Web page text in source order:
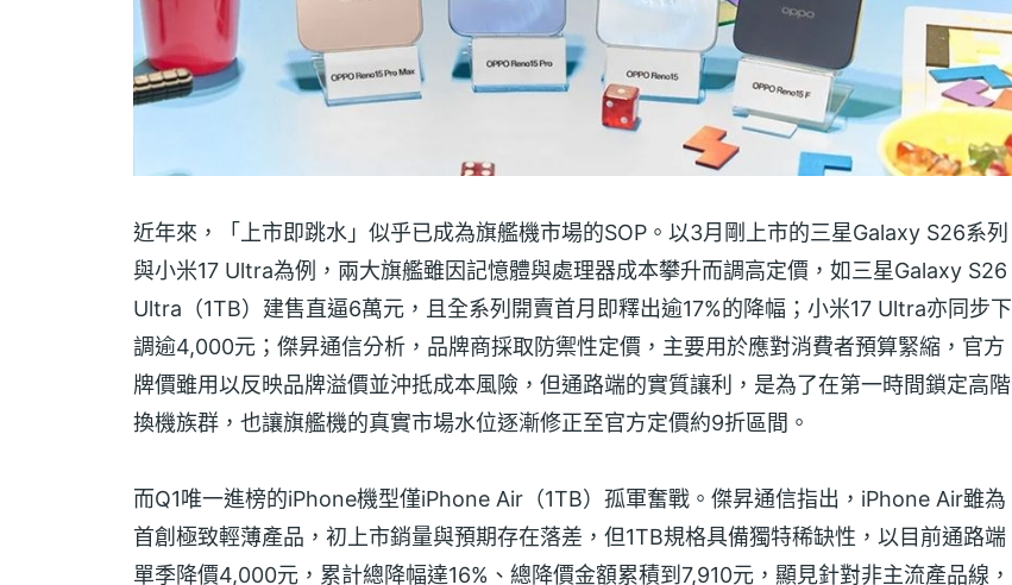
近年來，「上市即跳水」似乎已成為旗艦機市場的SOP。以3月剛上市的三星Galaxy S26系列
與小米17 Ultra為例，兩大旗艦雖因記憶體與處理器成本攀升而調高定價，如三星Galaxy S26
Ultra（1TB）建售直逼6萬元，且全系列開賣首月即釋出逾17%的降幅；小米17 Ultra亦同步下
調逾4,000元；傑昇通信分析，品牌商採取防禦性定價，主要用於應對消費者預算緊縮，官方
牌價雖用以反映品牌溢價並沖抵成本風險，但通路端的實質讓利，是為了在第一時間鎖定高階
換機族群，也讓旗艦機的真實市場水位逐漸修正至官方定價約9折區間。
而Q1唯一進榜的iPhone機型僅iPhone Air（1TB）孤軍奮戰。傑昇通信指出，iPhone Air雖為
首創極致輕薄產品，初上市銷量與預期存在落差，但1TB規格具備獨特稀缺性，以目前通路端
單季降價4,000元，累計總降幅達16%、總降價金額累積到7,910元，顯見針對非主流產品線，